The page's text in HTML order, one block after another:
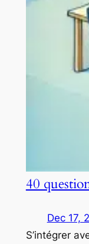
40
Dec 17,
S’intégrer